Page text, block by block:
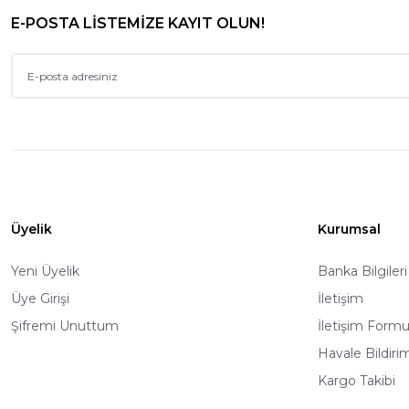
E-POSTA LİSTEMİZE KAYIT OLUN!
Üyelik
Yeni Üyelik
Üye Girişi
Şifremi Unuttum
Kurumsal
Banka Bilgileri
İletişim
İletişim Formu
Havale
Kargo Takibi